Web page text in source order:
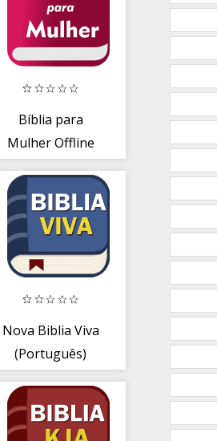
Bíblia para
Mulher Offline
Nova Biblia Viva
(Português)